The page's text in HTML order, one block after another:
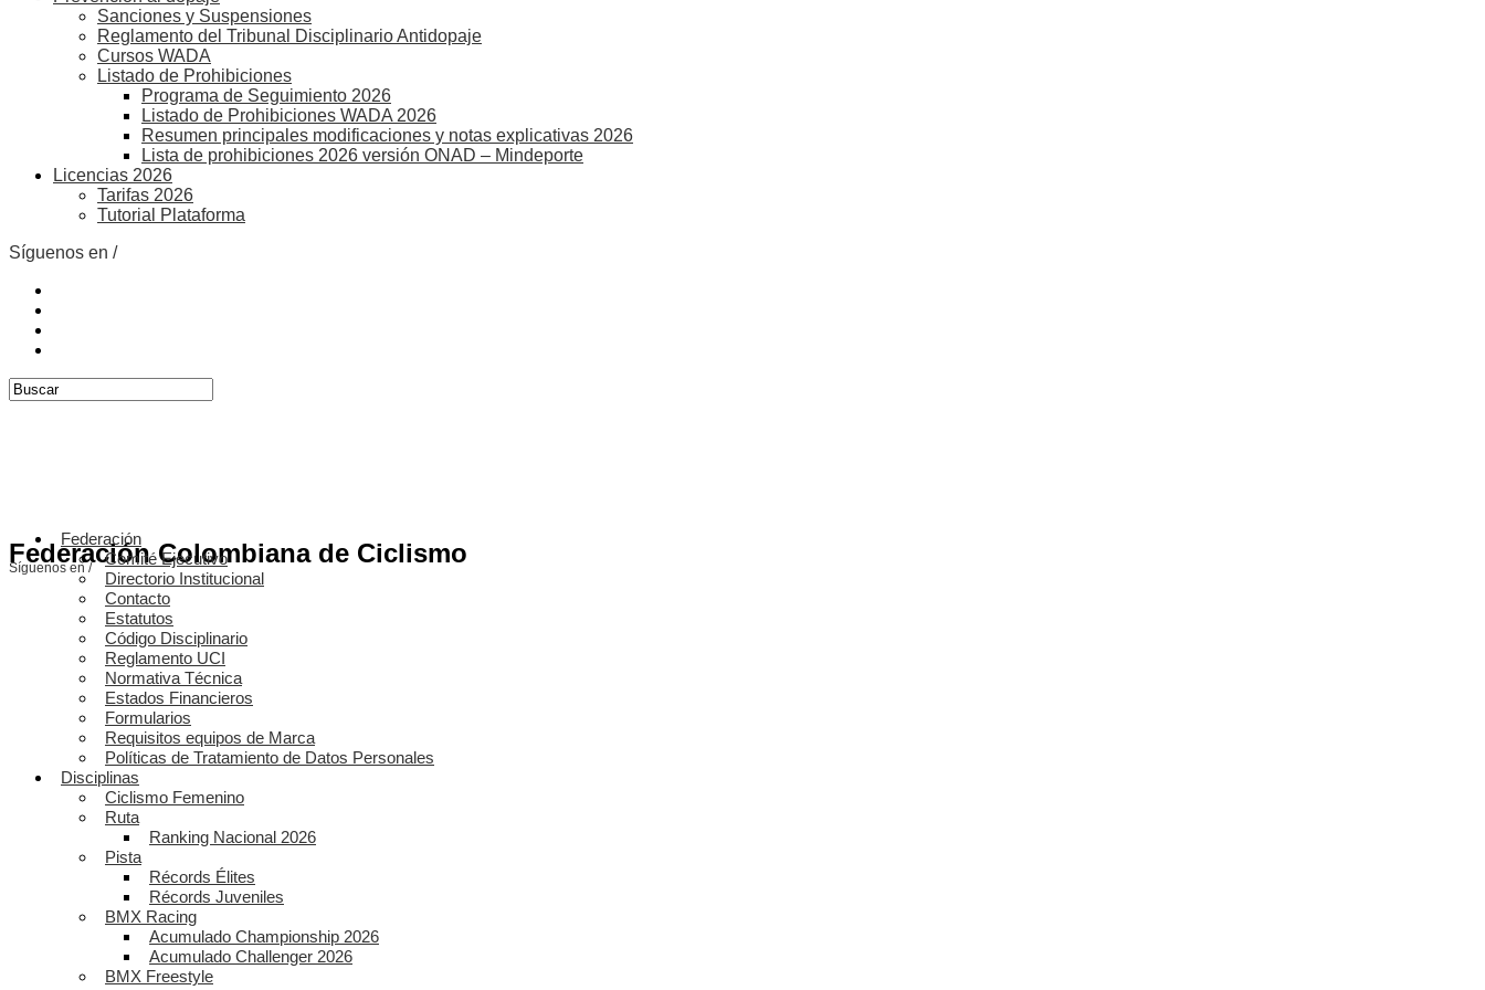
Sanciones y Suspensiones
Reglamento del Tribunal Disciplinario Antidopaje
Cursos WADA
Listado de Prohibiciones
Programa de Seguimiento 2026
Listado de Prohibiciones WADA 2026
Resumen principales modificaciones y notas explicativas 2026
Lista de prohibiciones 2026 versión ONAD – Mindeporte
Licencias 2026
Tarifas 2026
Tutorial Plataforma
Síguenos en /
Federación Colombiana de Ciclismo
Síguenos en /
Federación
Comité Ejecutivo
Directorio Institucional
Contacto
Estatutos
Código Disciplinario
Reglamento UCI
Normativa Técnica
Estados Financieros
Formularios
Requisitos equipos de Marca
Políticas de Tratamiento de Datos Personales
Disciplinas
Ciclismo Femenino
Ruta
Ranking Nacional 2026
Pista
Récords Élites
Récords Juveniles
BMX Racing
Acumulado Championship 2026
Acumulado Challenger 2026
BMX Freestyle